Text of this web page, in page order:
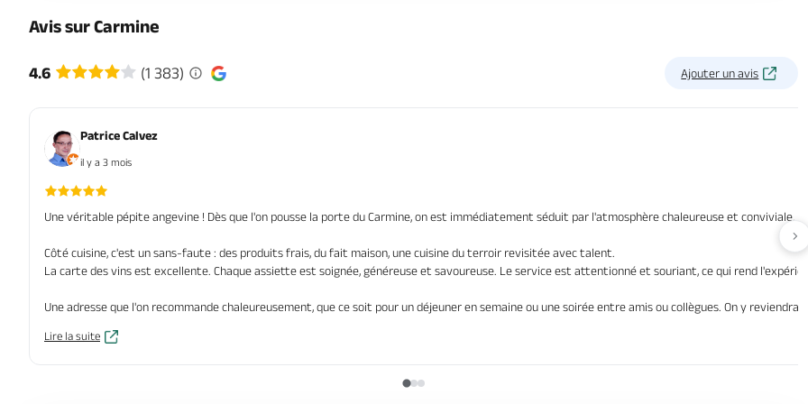
Avis sur Carmine
4.6 (1 383) Ajouter un avis
Patrice Calvez
il y a 3 mois
Une véritable pépite angevine ! Dès que l'on pousse la porte du Carmine, on est immédiatement séduit par l'atmosphère chaleureuse et
Côté cuisine, c'est un sans-faute : des produits frais, du fait maison, une cuisine du terroir revisitée avec talent.
La carte des vins est excellente. Chaque assiette est soignée, généreuse et savoureuse. Le service est attentionné et souriant, ce qui rend
Une adresse que l'on recommande chaleureusement, que ce soit pour un déjeuner en semaine ou une soirée entre amis ou collègues. On y reviendra
Lire la suite